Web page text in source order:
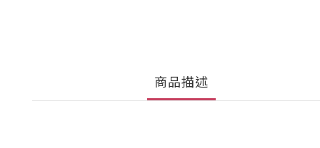
商品描述